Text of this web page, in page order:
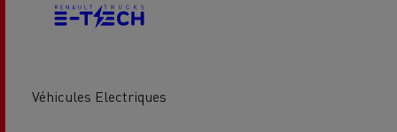
Véhicules Electriques